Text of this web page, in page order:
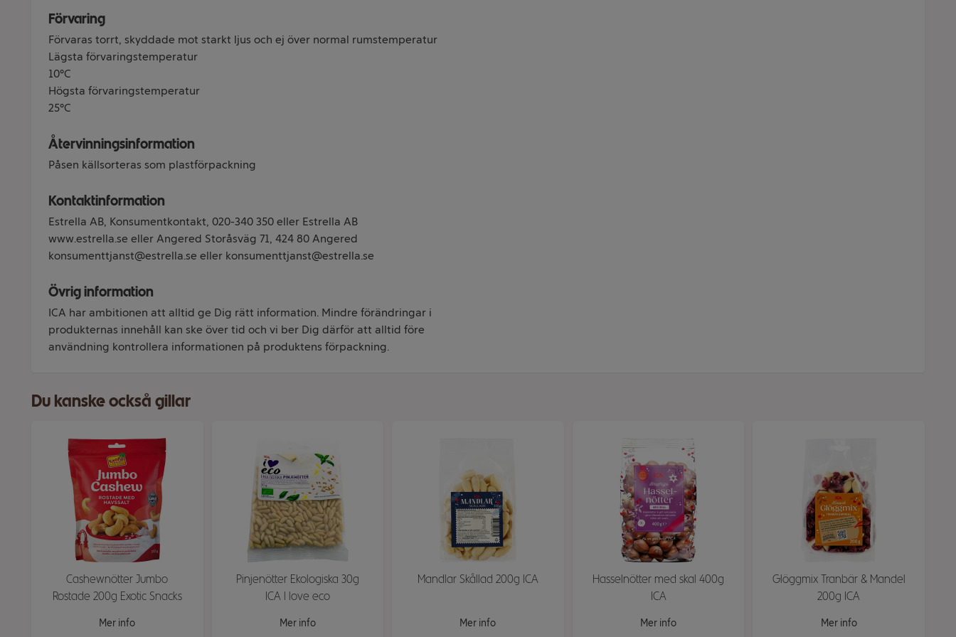
Förvaring
Förvaras torrt, skyddade mot starkt ljus och ej över normal rumstemperatur
Lägsta förvaringstemperatur
10°C
Högsta förvaringstemperatur
25°C
Återvinningsinformation
Påsen källsorteras som plastförpackning
Kontaktinformation
Estrella AB, Konsumentkontakt, 020-340 350 eller Estrella AB
www.estrella.se eller Angered Storåsväg 71, 424 80 Angered
konsumenttjanst@estrella.se eller konsumenttjanst@estrella.se
Övrig information
ICA har ambitionen att alltid ge Dig rätt information. Mindre förändringar i
produkternas innehåll kan ske över tid och vi ber Dig därför att alltid före
användning kontrollera informationen på produktens förpackning.
Du kanske också gillar
Cashewnötter Jumbo
Rostade 200g Exotic Snacks
Mer info
Pinjenötter Ekologiska 30g
ICA I love eco
Mer info
Mandlar Skållad 200g ICA
Mer info
Hasselnötter med skal 400g
ICA
Mer info
Glöggmix Tranbär & Mandel
200g ICA
Mer info